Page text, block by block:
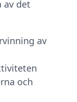
av det
av
och